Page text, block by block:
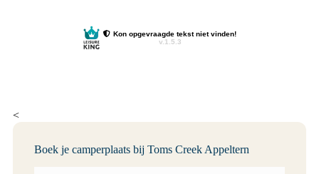
<
Boek je camperplaats bij Toms Creek Appeltern